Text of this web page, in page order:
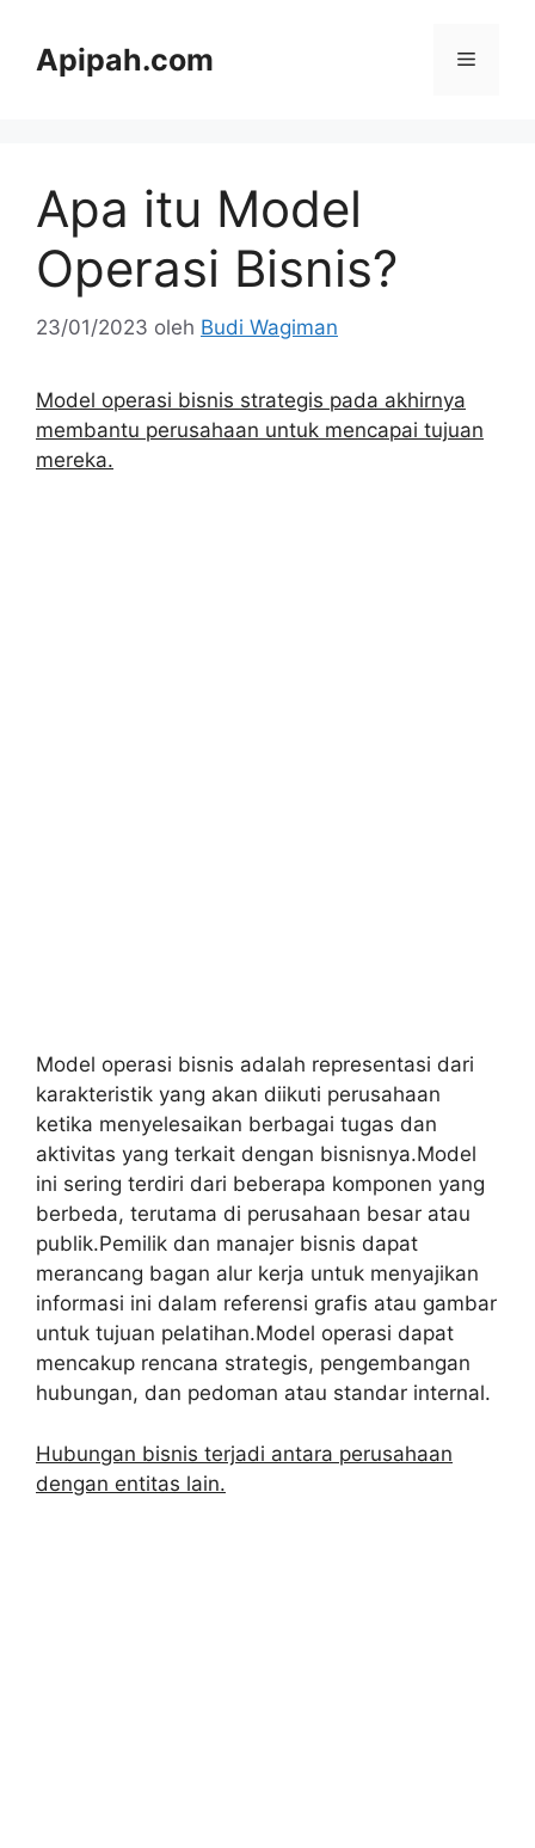
Apipah.com Menu
Apa itu Model
Operasi Bisnis?
23/01/2023 oleh Budi Wagiman
Model operasi bisnis strategis pada akhirnya
membantu perusahaan untuk mencapai tujuan
mereka.
Model operasi bisnis adalah representasi dari
karakteristik yang akan diikuti perusahaan
ketika menyelesaikan berbagai tugas dan
aktivitas yang terkait dengan bisnisnya.Model
ini sering terdiri dari beberapa komponen yang
berbeda, terutama di perusahaan besar atau
publik.Pemilik dan manajer bisnis dapat
merancang bagan alur kerja untuk menyajikan
informasi ini dalam referensi grafis atau gambar
untuk tujuan pelatihan.Model operasi dapat
mencakup rencana strategis, pengembangan
hubungan, dan pedoman atau standar internal.
Hubungan bisnis terjadi antara perusahaan
dengan entitas lain.